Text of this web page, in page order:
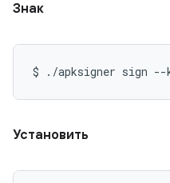
Знак
$ ./apksigner sign --
Установить